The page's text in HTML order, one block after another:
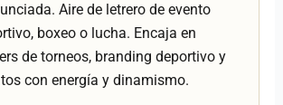
Aire de letrero de evento
boxeo o lucha. Encaja en
de torneos, branding deportivo y
con energía y dinamismo.